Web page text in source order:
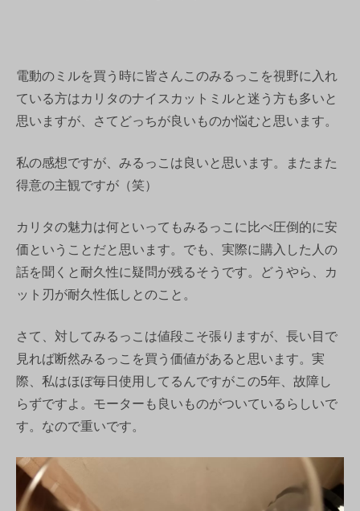
電動のミルを買う時に皆さんこのみるっこを視野に入れ
ている方はカリタのナイスカットミルと迷う方も多いと
思いますが、さてどっちが良いものか悩むと思います。
私の感想ですが、みるっこは良いと思います。またまた
得意の主観ですが（笑）
カリタの魅力は何といってもみるっこに比べ圧倒的に安
価ということだと思います。でも、実際に購入した人の
話を聞くと耐久性に疑問が残るそうです。どうやら、カ
ット刃が耐久性低しとのこと。
さて、対してみるっこは値段こそ張りますが、長い目で
見れば断然みるっこを買う価値があると思います。実
際、私はほぼ毎日使用してるんですがこの5年、故障し
らずですよ。モーターも良いものがついているらしいで
す。なので重いです。